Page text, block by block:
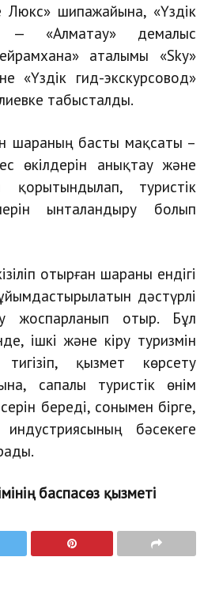
шипажайына, «Үздік
— «Алматау» демалыс
аталымы «Sky»
«Үздік гид-экскурсовод»
табысталды.
шараның басты мақсаты –
өкілдерін анықтау және
қорытындылап, туристік
ынталандыру болып
отырған шараны ендігі
дәстүрлі
жоспарланып отыр. Бұл
ішкі және кіру туризмін
тигізіп, қызмет көрсету
сапалы туристік өнім
береді, сонымен бірге,
бәсекеге
баспасөз қызметі